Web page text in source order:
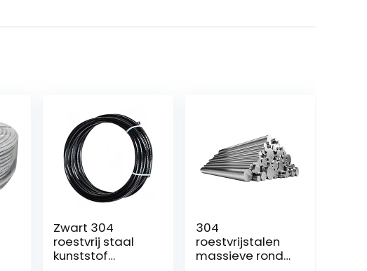
Zwart 304
roestvrij staal
kunststof
304
roestvrijstalen
massieve ronde